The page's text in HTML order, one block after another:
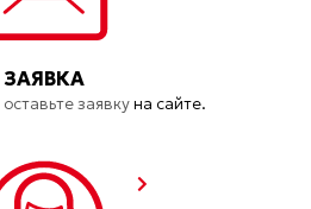
ЗАЯВКА
оставьте заявкуна сайте.